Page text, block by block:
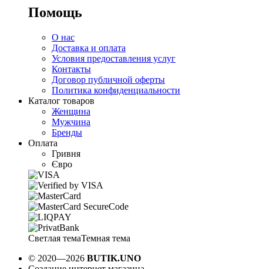
Помощь
О нас
Доставка и оплата
Условия предоставления услуг
Контакты
Договор публичной оферты
Политика конфиденциальности
Каталог товаров
Женщина
Мужчина
Бренды
Оплата
Гривня
Євро
Светлая темаТемная тема
© 2020—2026 BUTIK.UNO